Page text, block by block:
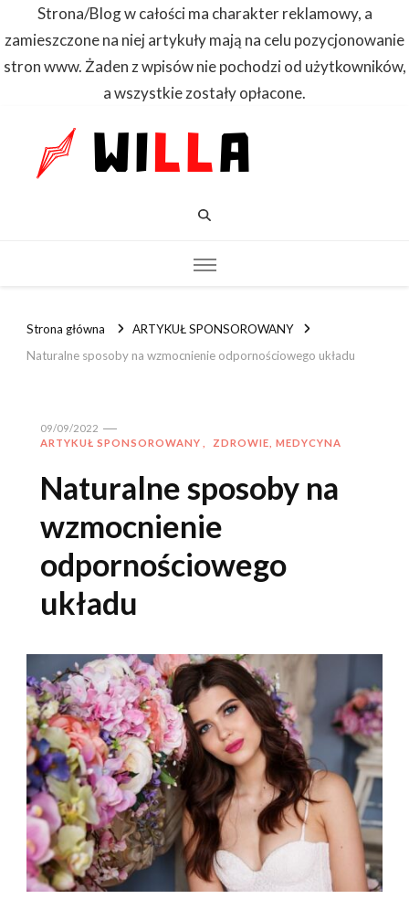
Strona/Blog w całości ma charakter reklamowy, a
zamieszczone na niej artykuły mają na celu pozycjonowanie
stron www. Żaden z wpisów nie pochodzi od użytkowników,
a wszystkie zostały opłacone.
Strona główna
ARTYKUŁ SPONSOROWANY
Naturalne sposoby na wzmocnienie odpornościowego układu
09/09/2022
ARTYKUŁ SPONSOROWANY
ZDROWIE, MEDYCYNA
Naturalne sposoby na
wzmocnienie
odpornościowego
układu